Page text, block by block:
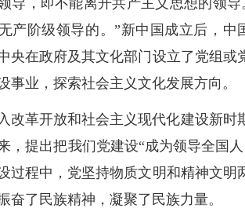
导，即不能离开共产主义思想的领
产阶级领导的。”新中国成立后，
央在政府及其文化部门设立了党组
事业，探索社会主义文化发展方向。
改革开放和社会主义现代化建设新
，提出把我们党建设“成为领导全国
过程中，党坚持物质文明和精神文
奋了民族精神，凝聚了民族力量。